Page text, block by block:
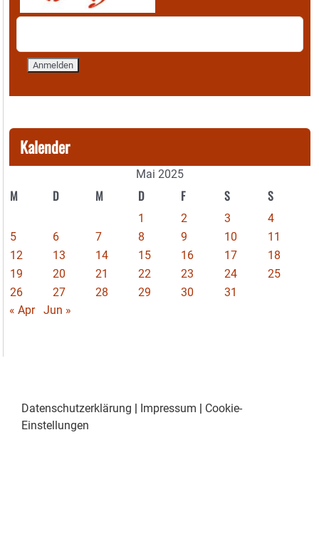
Kalender
Mai 2025
M D M D F S S
1 2 3
4
5
6 7 8 9 10
11
12
13 14 15 16 17
18
19
20 21 22 23 24
25
26
27 28 29 30
31
« Apr
Jun »
Datenschutzerklärung Impressum
Cookie-
Einstellungen